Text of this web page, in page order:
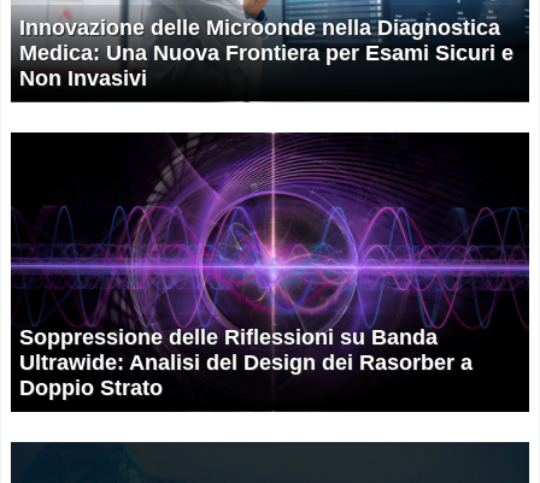
Innovazione delle Microonde nella Diagnostica
Medica: Una Nuova Frontiera per Esami Sicuri e
Non Invasivi
Soppressione delle Riflessioni su Banda
Ultrawide: Analisi del Design dei Rasorber a
Doppio Strato